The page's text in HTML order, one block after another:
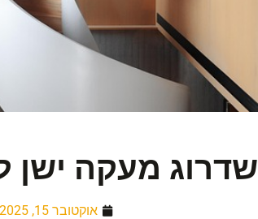
שדרוג מעקה ישן
אוקטובר 15, 2025